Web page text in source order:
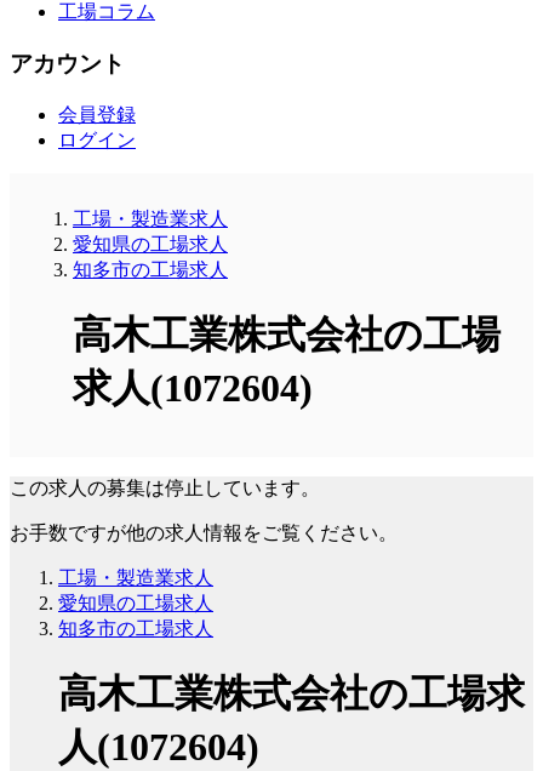
工場コラム
アカウント
会員登録
ログイン
工場・製造業求人
愛知県の工場求人
知多市の工場求人
高木工業株式会社の工場
求人(1072604)
この求人の募集は停止しています。
お手数ですが他の求人情報をご覧ください。
工場・製造業求人
愛知県の工場求人
知多市の工場求人
高木工業株式会社の工場求
人(1072604)